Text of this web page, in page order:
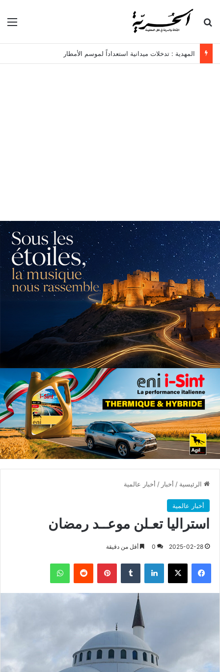
بحث عن
المهدية : تدخلات ميدانية استعداداً لموسم الأمطار
الرئيسية / أخبار / أخبار عالمية
أخبار عالمية
استراليا تعـلن موعــد رمضان
2025-02-28
0 أقل من دقيقة
فيسبوك X لينكدإن بينتيريست واتساب